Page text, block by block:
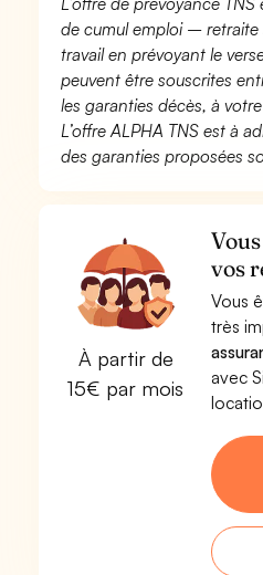
de cumul emploi – retraite
travail en prévoyant le
peuvent être souscrites
les garanties décès, à
L’offre ALPHA TNS est à
des garanties proposées
À partir de
15€ par mois
vos
Vous
très
avec